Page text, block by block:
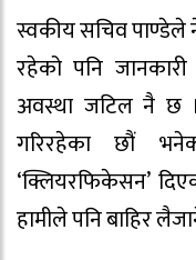
स्वकीय सचिव पाण्डेले
रहेको पनि
अवस्था जटिल नै छ ।
गरिरहेका छौं
‘क्लियरफिकेसन’
हामीले पनि बाहिर